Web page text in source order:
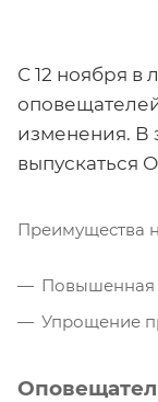
С 12 ноября в
изменения. В
выпускаться
Преимущества
Повышенная
Упрощение